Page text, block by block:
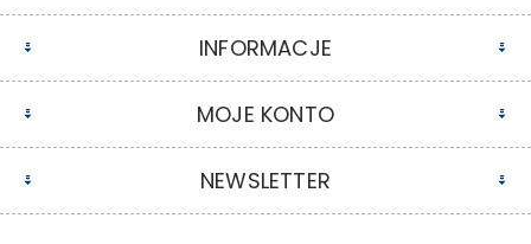
INFORMACJE
MOJE KONTO
NEWSLETTER